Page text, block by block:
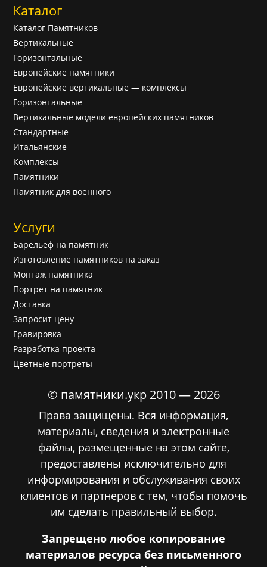
Каталог
Каталог Памятников
Вертикальные
Горизонтальные
Европейские памятники
Европейские вертикальные — комплексы
Горизонтальные
Вертикальные модели европейских памятников
Cтандартные
Итальянские
Комплексы
Памятники
Памятник для военного
Услуги
Барельеф на памятник
Изготовление памятников на заказ
Монтаж памятника
Портрет на памятник
Доставка
Запросит цену
Гравировка
Разработка проекта
Цветные портреты
© памятники.укр 2010 — 2026
Права защищены. Вся информация,
материалы, сведения и электронные
файлы, размещенные на этом сайте,
предоставлены исключительно для
информирования и обслуживания своих
клиентов и партнеров с тем, чтобы помочь
им сделать правильный выбор.
Запрещено любое копирование
материалов ресурса без письменного